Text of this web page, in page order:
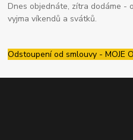
Dnes objednáte, zítra dodáme -
vyjma víkendů a svátků.
Odstoupení od smlouvy - MOJE